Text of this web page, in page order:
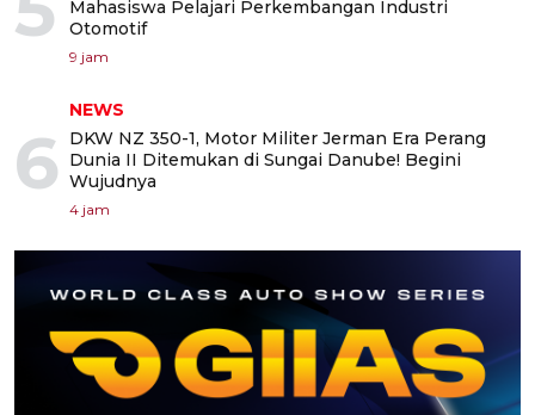
Mahasiswa Pelajari Perkembangan Industri
Otomotif
9 jam
6
NEWS
DKW NZ 350-1, Motor Militer Jerman Era Perang
Dunia II Ditemukan di Sungai Danube! Begini
Wujudnya
4 jam